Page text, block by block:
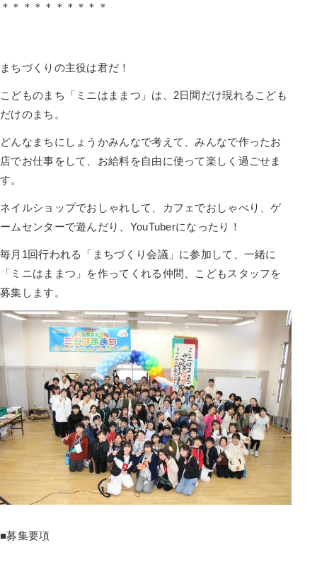
＊＊＊＊＊＊＊＊＊＊
まちづくりの主役は君だ！
こどものまち「ミニはままつ」は、2日間だけ現れるこども
だけのまち。
どんなまちにしょうかみんなで考えて、みんなで作ったお
店でお仕事をして、お給料を自由に使って楽しく過ごせま
す。
ネイルショップでおしゃれして、カフェでおしゃべり、ゲ
ームセンターで遊んだり、YouTuberになったり！
毎月1回行われる「まちづくり会議」に参加して、一緒に
「ミニはままつ」を作ってくれる仲間、こどもスタッフを
募集します。
■募集要項